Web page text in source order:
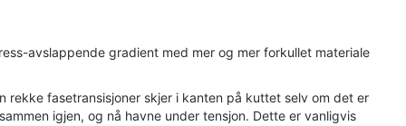
avslappende gradient med mer og mer forkullet materiale
rekke fasetransisjoner skjer i kanten på kuttet selv om det er
igjen, og nå havne under tensjon. Dette er vanligvis